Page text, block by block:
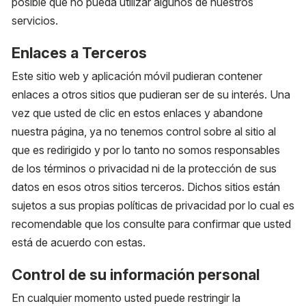
servicios.
Enlaces a Terceros
Este sitio web y aplicación móvil pudieran contener
enlaces a otros sitios que pudieran ser de su interés. Una
vez que usted de clic en estos enlaces y abandone
nuestra página, ya no tenemos control sobre al sitio al
que es redirigido y por lo tanto no somos responsables
de los términos o privacidad ni de la protección de sus
datos en esos otros sitios terceros. Dichos sitios están
sujetos a sus propias políticas de privacidad por lo cual es
recomendable que los consulte para confirmar que usted
está de acuerdo con estas.
Control de su información personal
En cualquier momento usted puede restringir la